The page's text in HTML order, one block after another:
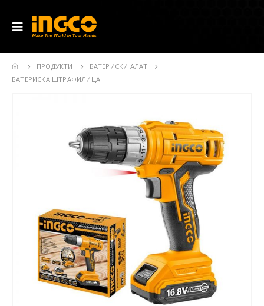
ПРОДУКТИ
БАТЕРИСКИ АЛАТ
БАТЕРИСКА ШТРАФИЛИЦА